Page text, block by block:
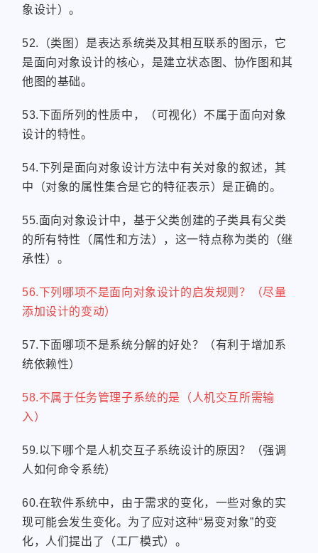
象设计）。
52.（类图）是表达系统类及其相互联系的图示，它
是面向对象设计的核心，是建立状态图、协作图和其
他图的基础。
53.下面所列的性质中，（可视化）不属于面向对象
设计的特性。
54.下列是面向对象设计方法中有关对象的叙述，其
中（对象的属性集合是它的特征表示）是正确的。
55.面向对象设计中，基于父类创建的子类具有父类
的所有特性（属性和方法），这一特点称为类的（继
承性）。
56.下列哪项不是面向对象设计的启发规则？（尽量
添加设计的变动）
57.下面哪项不是系统分解的好处？（有利于增加系
统依赖性）
58.不属于任务管理子系统的是（人机交互所需输
入）
59.以下哪个是人机交互子系统设计的原因？（强调
人如何命令系统）
60.在软件系统中，由于需求的变化，一些对象的实
现可能会发生变化。为了应对这种“易变对象”的变
化，人们提出了（工厂模式）。